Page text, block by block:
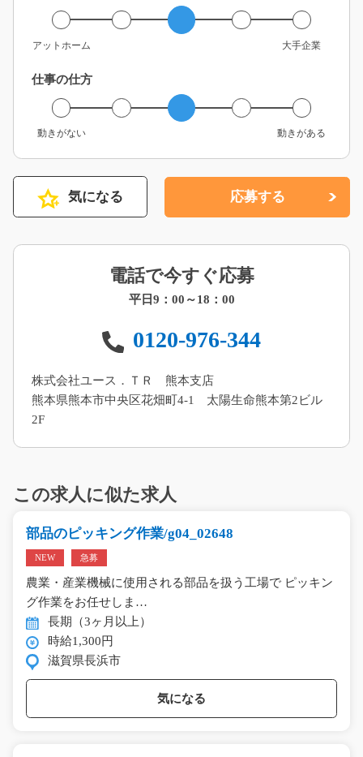
アットホーム 大手企業
仕事の仕方
動きがない 動きがある
気になる 応募する
電話で今すぐ応募
平日9：00～18：00
0120-976-344
株式会社ユース．ＴＲ 熊本支店
熊本県熊本市中央区花畑町4-1 太陽生命熊本第2ビル
2F
この求人に似た求人
部品のピッキング作業/g04_02648
NEW 急募
農業・産業機械に使用される部品を扱う工場で ピッキン
グ作業をお任せしま…
長期（3ヶ月以上）
時給1,300円
滋賀県長浜市
気になる